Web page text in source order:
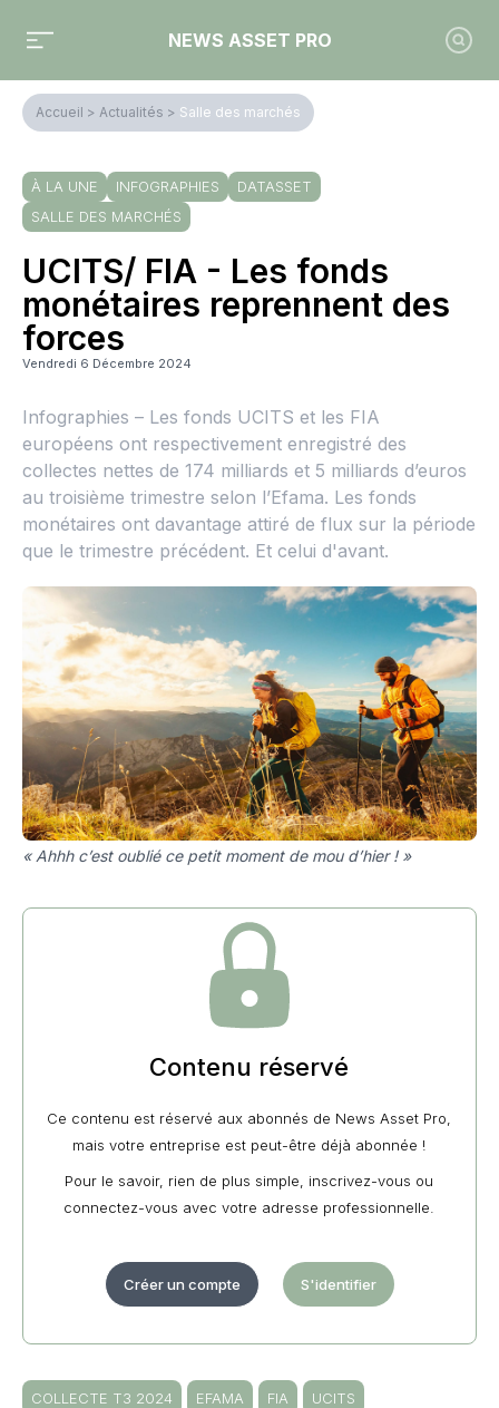
NEWS ASSET PRO
Accueil > Actualités > Salle des marchés
À LA UNE INFOGRAPHIES
DATASSET
SALLE DES MARCHÉS
UCITS/ FIA - Les fonds
monétaires reprennent des
forces
Vendredi 6 Décembre 2024
Infographies – Les fonds UCITS et les FIA
européens ont respectivement enregistré des
collectes nettes de 174 milliards et 5 milliards d’euros
au troisième trimestre selon l’Efama. Les fonds
monétaires ont davantage attiré de flux sur la période
que le trimestre précédent. Et celui d'avant.
« Ahhh c’est oublié ce petit moment de mou d’hier ! »
Contenu réservé
Ce contenu est réservé aux abonnés de News Asset Pro,
mais votre entreprise est peut-être déjà abonnée !
Pour le savoir, rien de plus simple, inscrivez-vous ou
connectez-vous avec votre adresse professionnelle.
Créer un compte S'identifier
COLLECTE T3 2024 EFAMA FIA UCITS